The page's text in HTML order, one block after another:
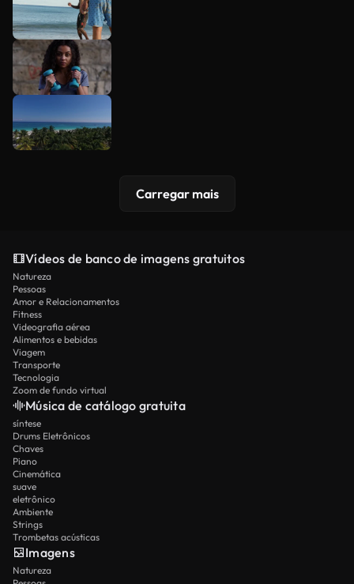
Carregar mais
Vídeos de banco de imagens gratuitos
Natureza
Pessoas
Amor e Relacionamentos
Fitness
Videografia aérea
Alimentos e bebidas
Viagem
Transporte
Tecnologia
Zoom de fundo virtual
Música de catálogo gratuita
síntese
Drums Eletrônicos
Chaves
Piano
Cinemática
suave
eletrônico
Ambiente
Strings
Trombetas acústicas
Imagens
Natureza